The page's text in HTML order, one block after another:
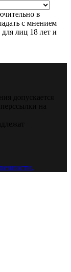
в
с мнением
лиц 18 лет и
допускается
на